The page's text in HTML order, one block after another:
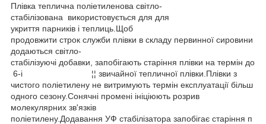
Плівка теплична поліетиленова світло-
стабілізована використовується для для
укриття парників і теплиць.Щоб
продовжити строк служби плівки в складу первинної сировини
додаються світло-
стабілізуючі добавки, запобігають старіння плівки на термін до
6-і ¦¦ звичайної тепличної плівки.Плівки з
чистого поліетилену не витримують термін експлуатації більш
одного сезону.Сонячні промені ініціюють розрив
молекулярних зв'язків
поліетилену.Додавання УФ стабілізатора запобігає старіння п